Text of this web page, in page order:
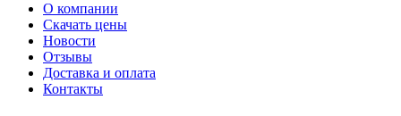
О компании
Скачать цены
Новости
Отзывы
Доставка и оплата
Контакты